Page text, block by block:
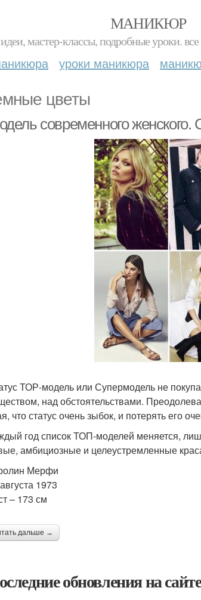
МАНИКЮР
мастер-классы, подробные уроки.
уроки маникюра
цветы
современного
ТОР-модель или Супермодель не
над обстоятельствами.
что статус очень зыбок, и потерять его
год список ТОП-моделей меняется,
амбициозные и целеустремленные
Мерфи
1973
– 173 см
дальше →
обновления на